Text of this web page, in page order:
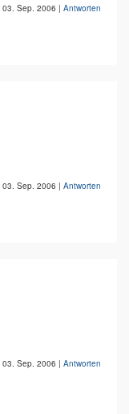
03. Sep. 2006 | Antworten
03. Sep. 2006 | Antworten
03. Sep. 2006 | Antworten